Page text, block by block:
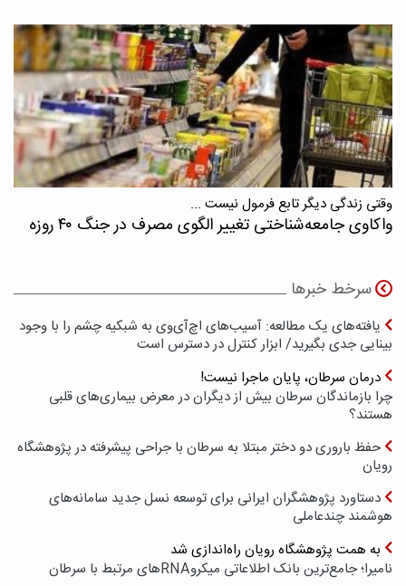
وقتی زندگی دیگر تابع فرمول نیست ...
واکاوی جامعه‌شناختی تغییر الگوی مصرف در جنگ ۴۰ روزه
سرخط خبرها
یافته‌های یک مطالعه: آسیب‌های اچ‌آی‌وی به شبکیه چشم را با وجود
بینایی جدی بگیرید/ ابزار کنترل در دسترس است
درمان سرطان، پایان ماجرا نیست!
چرا بازماندگان سرطان بیش از دیگران در معرض بیماری‌های قلبی
هستند؟
حفظ باروری دو دختر مبتلا به سرطان با جراحی پیشرفته در پژوهشگاه
رویان
دستاورد پژوهشگران ایرانی برای توسعه نسل جدید سامانه‌های
هوشمند چندعاملی
به همت پژوهشگاه رویان راه‌اندازی شد
نامیرا؛ جامع‌ترین بانک اطلاعاتی میکروRNAهای مرتبط با سرطان